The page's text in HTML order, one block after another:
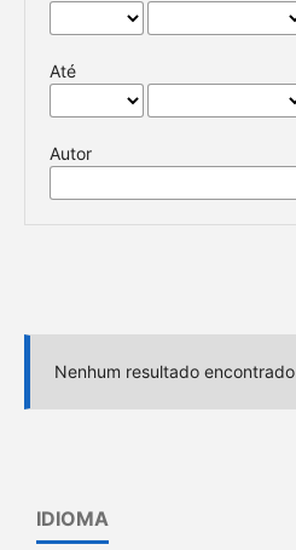
Até
Autor
Nenhum resultado encontrado
IDIOMA